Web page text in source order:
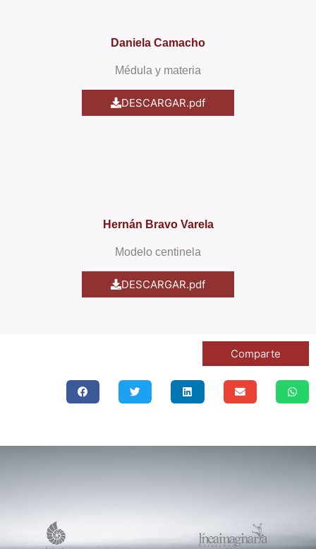
Daniela Camacho
Médula y materia
DESCARGAR.pdf
Hernán Bravo Varela
Modelo centinela
DESCARGAR.pdf
Comparte